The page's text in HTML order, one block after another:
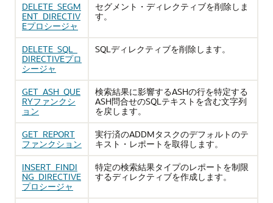
DELETE_SEGM
ENT_DIRECTIV
Eプロシージャ
セグメント・ディレクティブを削除しま
す。
DELETE_SQL_
DIRECTIVEプロ
シージャ
SQLディレクティブを削除します。
GET_ASH_QUE
RYファンクシ
ョン
検索結果に影響するASHの行を特定する
ASH問合せのSQLテキストを含む文字列
を戻します。
GET_REPORT
ファンクション
実行済のADDMタスクのデフォルトのテ
キスト・レポートを取得します。
INSERT_FINDI
NG_DIRECTIVE
プロシージャ
特定の検索結果タイプのレポートを制限
するディレクティブを作成します。